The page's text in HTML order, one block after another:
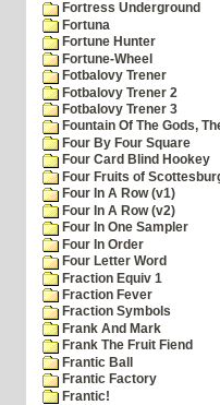
Fortress Underground
Fortuna
Fortune Hunter
Fortune-Wheel
Fotbalovy Trener
Fotbalovy Trener 2
Fotbalovy Trener 3
Fountain Of The Gods,
Four By Four Square
Four Card Blind Hookey
Four Fruits of
Four In A Row (v1)
Four In A Row (v2)
Four In One Sampler
Four In Order
Four Letter Word
Fraction Equiv 1
Fraction Fever
Fraction Symbols
Frank And Mark
Frank The Fruit Fiend
Frantic Ball
Frantic Factory
Frantic!